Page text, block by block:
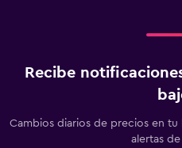
Recibe
Cambios diarios de precios en
alertas